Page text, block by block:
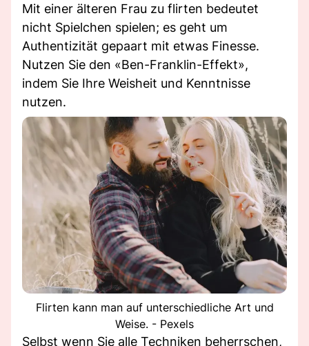
Mit einer älteren Frau zu flirten bedeutet
nicht Spielchen spielen; es geht um
Authentizität gepaart mit etwas Finesse.
Nutzen Sie den «Ben-Franklin-Effekt»,
indem Sie Ihre Weisheit und Kenntnisse
nutzen.
Flirten kann man auf unterschiedliche Art und
Weise. - Pexels
Selbst wenn Sie alle Techniken beherrschen,